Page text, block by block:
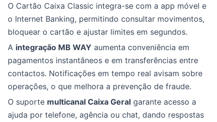
O Cartão Caixa Classic integra-se com a app móvel e
o Internet Banking, permitindo consultar movimentos,
bloquear o cartão e ajustar limites em segundos.
A integração MB WAY aumenta conveniência em
pagamentos instantâneos e em transferências entre
contactos. Notificações em tempo real avisam sobre
operações, o que melhora a prevenção de fraude.
O suporte multicanal Caixa Geral garante acesso a
ajuda por telefone, agência ou chat, dando respostas